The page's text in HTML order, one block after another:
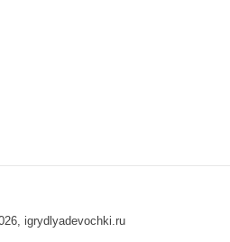
igrydlyadevochki.ru